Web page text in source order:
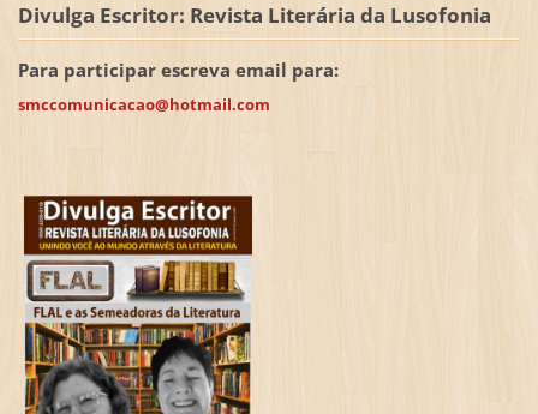
Divulga Escritor: Revista Literária da Lusofonia
Para participar escreva email para:
smccomunicacao@hotmail.com